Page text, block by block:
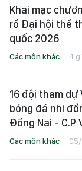
Khai mạc
rổ Đại hội thể
quốc 2026
Các môn khác 4
16 đội tham dự
bóng đá nhi
Đồng Nai - C.P
Các môn khác